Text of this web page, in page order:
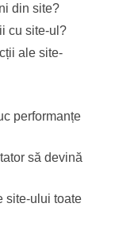
din site?
cu site-ul?
ale site-
performanțe
să devină
site-ului toate